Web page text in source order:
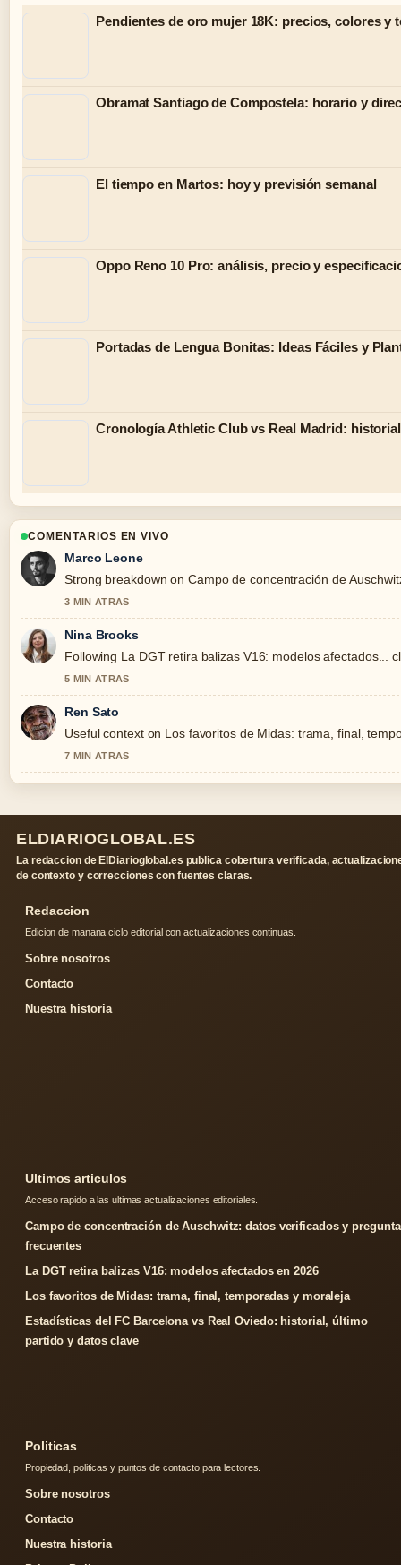
Pendientes de oro mujer 18K: precios, colores y
Obramat Santiago de Compostela: horario y
El tiempo en Martos: hoy y previsión semanal
Oppo Reno 10 Pro: análisis, precio y
Portadas de Lengua Bonitas: Ideas Fáciles y
Cronología Athletic Club vs Real Madrid:
COMENTARIOS EN VIVO
Marco Leone
Strong breakdown on Campo de concentración de
3 MIN ATRAS
Nina Brooks
Following La DGT retira balizas V16: modelos afectados...
5 MIN ATRAS
Ren Sato
Useful context on Los favoritos de Midas: trama, final,
7 MIN ATRAS
ELDIARIOGLOBAL.ES
La redaccion de ElDiarioglobal.es publica cobertura verificada,
de contexto y correcciones con fuentes claras.
Redaccion
Edicion de manana ciclo editorial con actualizaciones continuas.
Sobre nosotros
Contacto
Nuestra historia
Ultimos articulos
Acceso rapido a las ultimas actualizaciones editoriales.
Campo de concentración de Auschwitz: datos verificados y
frecuentes
La DGT retira balizas V16: modelos afectados en 2026
Los favoritos de Midas: trama, final, temporadas y moraleja
Estadísticas del FC Barcelona vs Real Oviedo: historial, último
partido y datos clave
Politicas
Propiedad, politicas y puntos de contacto para lectores.
Sobre nosotros
Contacto
Nuestra historia